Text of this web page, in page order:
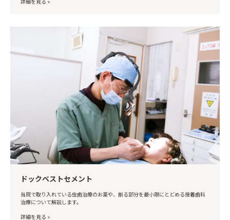
ドックベストセメント
当院で取り入れている虫歯治療のお薬や、削る部分を最小限にとどめる接着歯科
治療について解説します。
詳細を見る »